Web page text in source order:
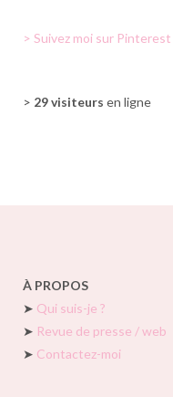
> Suivez moi sur Pinterest
> 29 visiteurs en ligne
À PROPOS
➤ Qui suis-je ?
➤ Revue de presse / web
➤ Contactez-moi